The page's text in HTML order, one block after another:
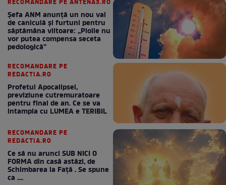
RECOMANDARE PE ANTENA3.RO
Șefa ANM anunță un nou val
de caniculă și furtuni pentru
săptămâna viitoare: „Ploile nu
vor putea compensa seceta
pedologică”
RECOMANDARE PE
REDACTIA.RO
Profetul Apocalipsei,
previziune cutremuratoare
pentru final de an. Ce se va
intampla cu LUMEA e TERIBIL
RECOMANDARE PE
REDACTIA.RO
Ce să nu arunci SUB NICI O
FORMA din casă astăzi, de
Schimbarea la Față . Se spune
ca ....